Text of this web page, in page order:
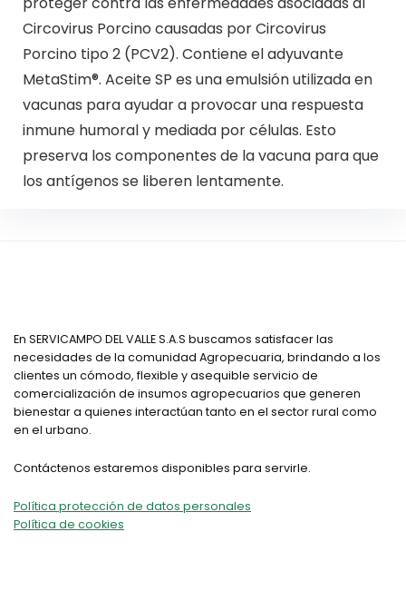
Circovirus Porcino causadas por Circovirus
Porcino tipo 2 (PCV2). Contiene el adyuvante
MetaStim®. Aceite SP es una emulsión utilizada en
vacunas para ayudar a provocar una respuesta
inmune humoral y mediada por células. Esto
preserva los componentes de la vacuna para que
los antígenos se liberen lentamente.
En SERVICAMPO DEL VALLE S.A.S buscamos satisfacer las
necesidades de la comunidad Agropecuaria, brindando a los
clientes un cómodo, flexible y asequible servicio de
comercialización de insumos agropecuarios que generen
bienestar a quienes interactúan tanto en el sector rural como
en el urbano.
Contáctenos estaremos disponibles para servirle.
Política protección de datos personales
Política de cookies